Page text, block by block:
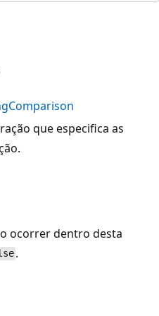
que especifica as
ocorrer dentro desta
.